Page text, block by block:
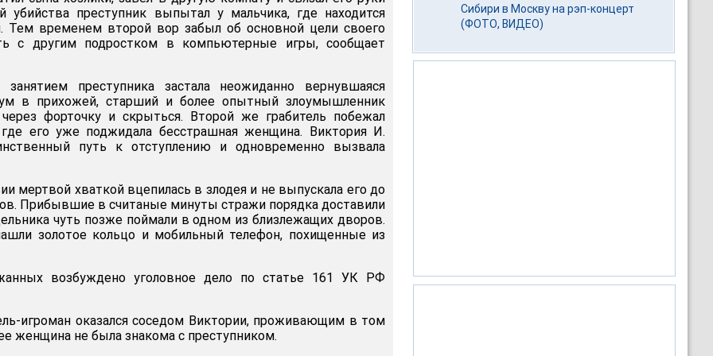
убийства преступник выпытал у мальчика, где находится
Тем временем второй вор забыл об основной цели своего
с другим подростком в компьютерные игры, сообщает
преступника застала неожиданно вернувшаяся
в прихожей, старший и более опытный злоумышленник
форточку и скрыться. Второй же грабитель побежал
его уже поджидала бесстрашная женщина. Виктория И.
путь к отступлению и одновременно вызвала
мертвой хваткой вцепилась в злодея и не выпускала его до
Прибывшие в считаные минуты стражи порядка доставили
чуть позже поймали в одном из близлежащих дворов.
золотое кольцо и мобильный телефон, похищенные из
возбуждено уголовное дело по статье 161 УК РФ
игроман оказался соседом Виктории, проживающим в том
женщина не была знакома с преступником.
Сибири в Москву на рэп-концерт
(ФОТО, ВИДЕО)